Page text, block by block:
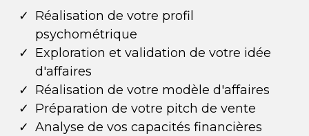
Réalisation de votre profil
psychométrique
Exploration et validation de votre idée
d'affaires
Réalisation de votre modèle d'affaires
Préparation de votre pitch de vente
Analyse de vos capacités financières